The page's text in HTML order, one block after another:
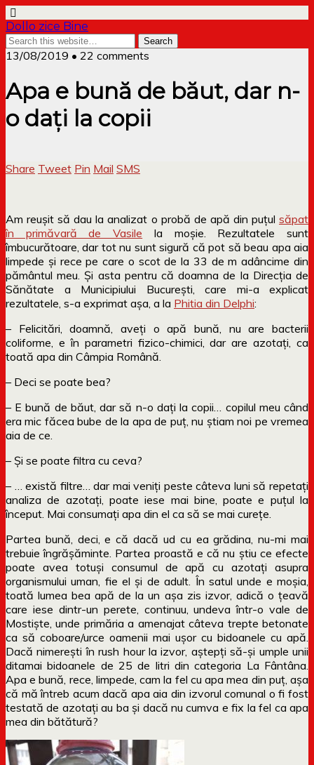
Dollo zice Bine
13/08/2019 • 22 comments
Apa e bună de băut, dar n-
o dați la copii
Share Tweet Pin Mail SMS
Am reușit să dau la analizat o probă de apă din puțul săpat
în primăvară de Vasile la moșie. Rezultatele sunt
îmbucurătoare, dar tot nu sunt sigură că pot să beau apa aia
limpede și rece pe care o scot de la 33 de m adâncime din
pământul meu. Și asta pentru că doamna de la Direcția de
Sănătate a Municipiului București, care mi-a explicat
rezultatele, s-a exprimat așa, a la Phitia din Delphi:
– Felicitări, doamnă, aveți o apă bună, nu are bacterii
coliforme, e în parametri fizico-chimici, dar are azotați, ca
toată apa din Câmpia Română.
– Deci se poate bea?
– E bună de băut, dar să n-o dați la copii… copilul meu când
era mic făcea bube de la apa de puț, nu știam noi pe vremea
aia de ce.
– Și se poate filtra cu ceva?
– … există filtre… dar mai veniți peste câteva luni să repetați
analiza de azotați, poate iese mai bine, poate e puțul la
început. Mai consumați apa din el ca să se mai curețe.
Partea bună, deci, e că dacă ud cu ea grădina, nu-mi mai
trebuie îngrășăminte. Partea proastă e că nu știu ce efecte
poate avea totuși consumul de apă cu azotați asupra
organismului uman, fie el și de adult. În satul unde e moșia,
toată lumea bea apă de la un așa zis izvor, adică o țeavă
care iese dintr-un perete, continuu, undeva într-o vale de
Mostiște, unde primăria a amenajat câteva trepte betonate
ca să coboare/urce oamenii mai ușor cu bidoanele cu apă.
Dacă nimerești în rush hour la izvor, aștepți să-și umple unii
ditamai bidoanele de 25 de litri din categoria La Fântâna.
Apa e bună, rece, limpede, cam la fel cu apa mea din puț, așa
că mă întreb acum dacă apa aia din izvorul comunal o fi fost
testată de azotați au ba și dacă nu cumva e fix la fel ca apa
mea din bătătură?